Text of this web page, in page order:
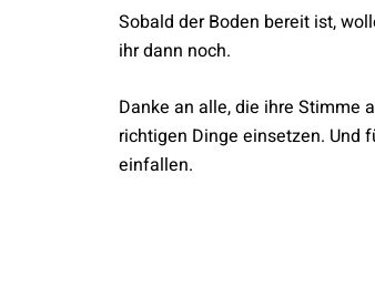
Sobald der Boden bereit ist,
ihr dann noch.
Danke an alle, die ihre Stimme
richtigen Dinge einsetzen. Und
einfallen.